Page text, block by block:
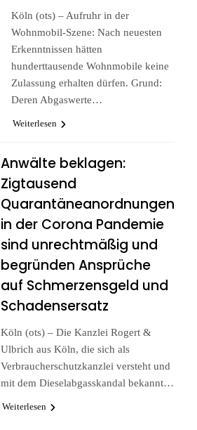
Köln (ots) – Aufruhr in der
Wohnmobil-Szene: Nach neuesten
Erkenntnissen hätten
hunderttausende Wohnmobile keine
Zulassung erhalten dürfen. Grund:
Deren Abgaswerte…
Weiterlesen
Anwälte beklagen:
Zigtausend
Quarantäneanordnungen
in der Corona Pandemie
sind unrechtmäßig und
begründen Ansprüche
auf Schmerzensgeld und
Schadensersatz
Köln (ots) – Die Kanzlei Rogert &
Ulbrich aus Köln, die sich als
Verbraucherschutzkanzlei versteht und
mit dem Dieselabgasskandal bekannt…
Weiterlesen